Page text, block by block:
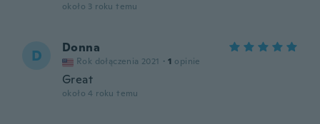
około 3 roku temu
D Donna
Rok dołączenia 2021 · 1 opinie
Great
około 4 roku temu